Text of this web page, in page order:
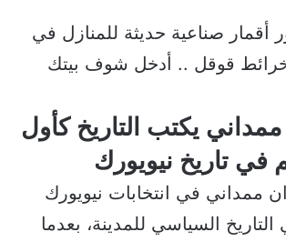
أقمار صناعية حديثة للمنازل في
قوقل .. أدخل شوف بيتك
يكتب التاريخ كأول
تاريخ نيويورك
ممداني في انتخابات نيويورك
السياسي للمدينة، بعدما